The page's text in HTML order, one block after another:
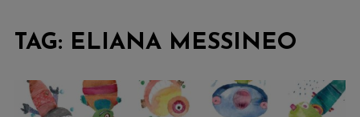
TAG: ELIANA MESSINEO